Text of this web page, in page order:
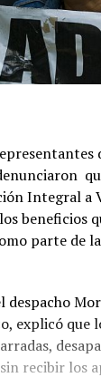
Integral a
beneficios
parte de
explicó que
recibir los